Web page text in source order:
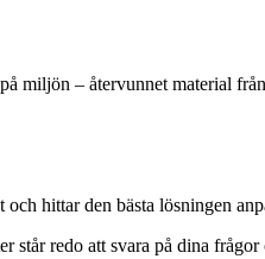
miljön – återvunnet material
hittar den bästa lösningen
redo att svara på dina